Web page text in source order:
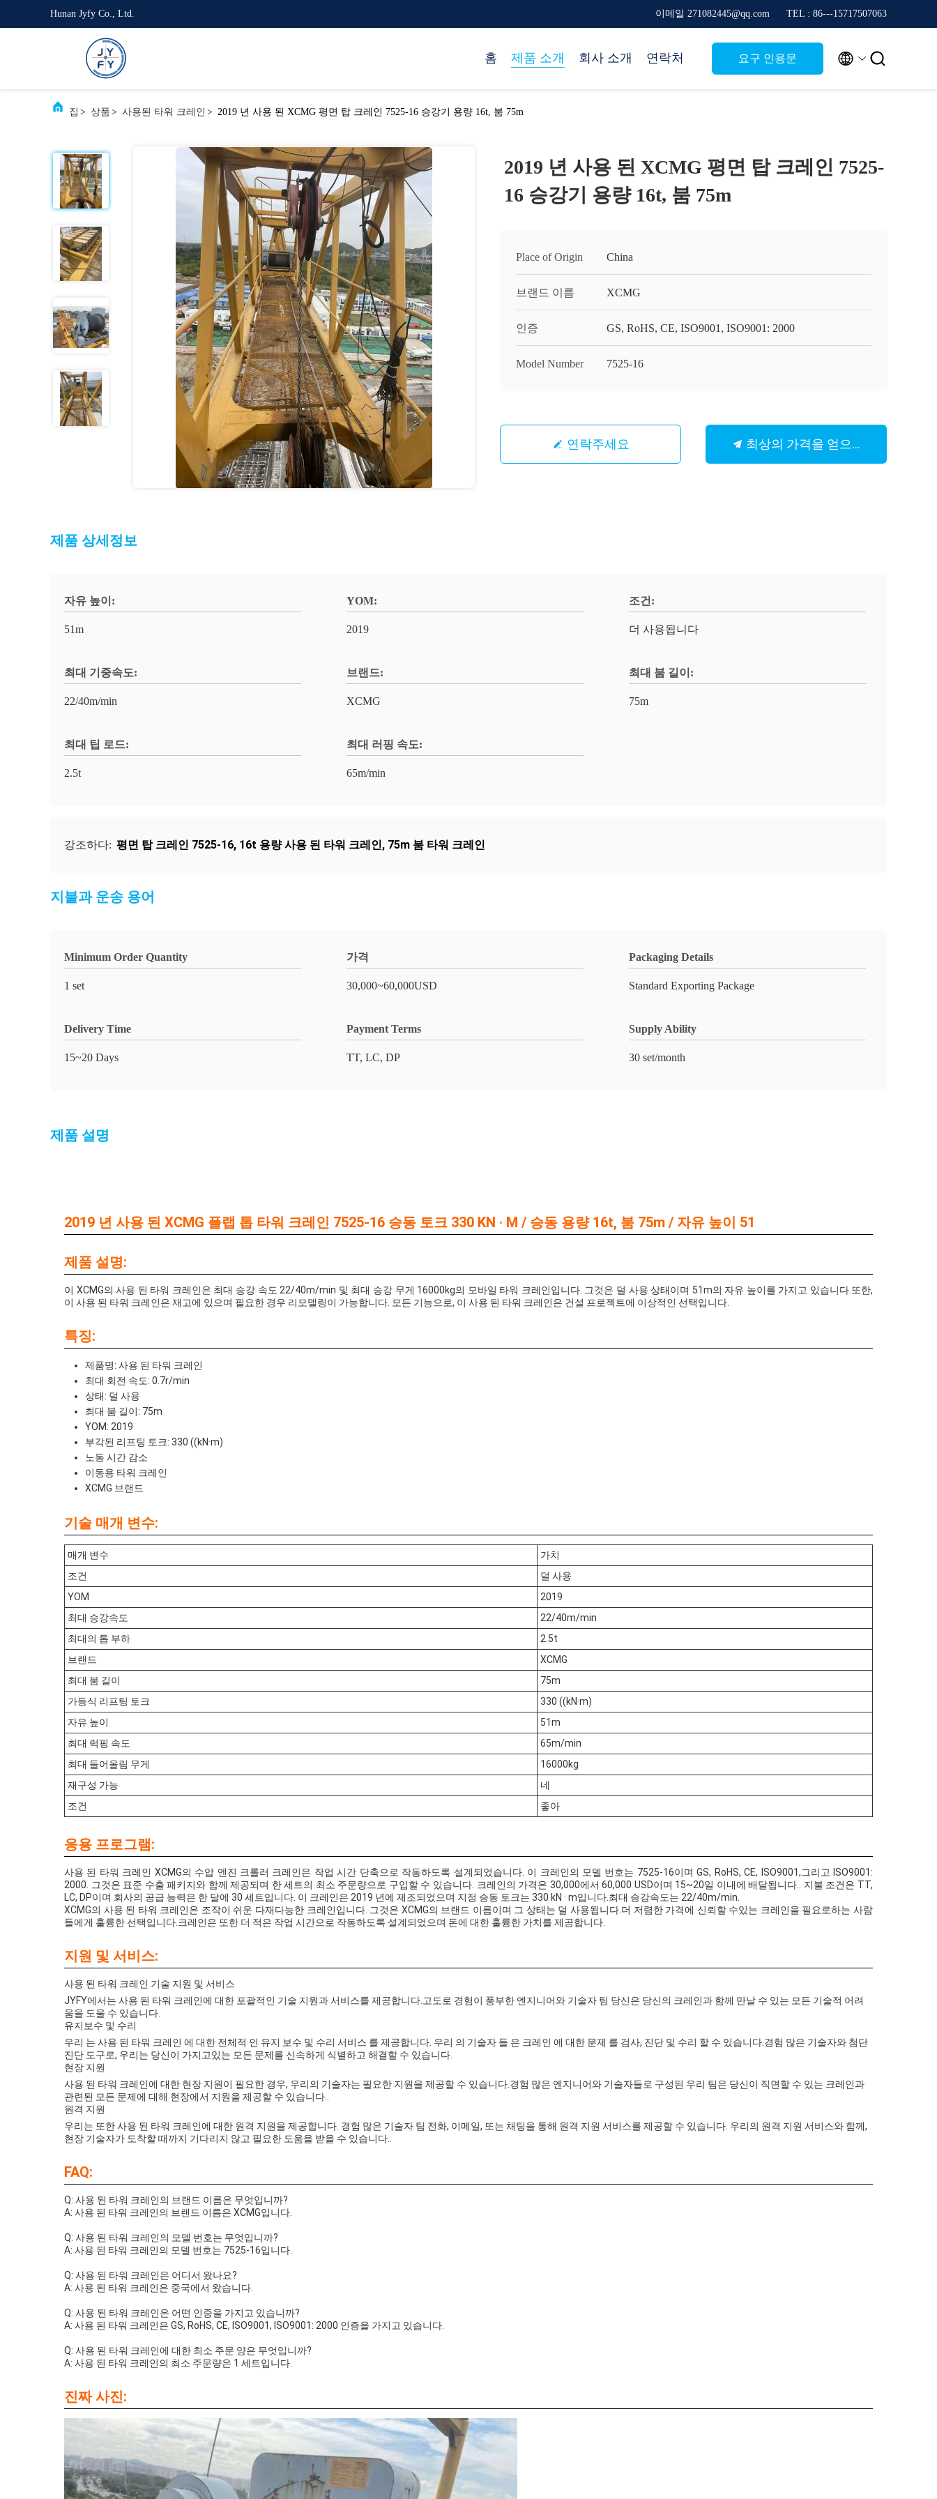
Hunan Jyfy Co., Ltd. 이메일 271082445@qq.com TEL : 86---15717507063
홈 제품 소개 회사 소개 연락처 요구 인용문  
집 > 상품 > 사용된 타워 크레인 > 2019 년 사용 된 XCMG 평면 탑 크레인 7525-16 승강기 용량 16t, 붐 75m
2019 년 사용 된 XCMG 평면 탑 크레인 7525-
16 승강기 용량 16t, 붐 75m
Place of Origin China
브랜드 이름 XCMG
인증 GS, RoHS, CE, ISO9001, ISO9001: 2000
Model Number 7525-16
연락주세요 최상의 가격을 얻으세요
제품 상세정보
자유 높이:
51m
YOM:
2019
조건:
더 사용됩니다
최대 기중속도:
22/40m/min
브랜드:
XCMG
최대 붐 길이:
75m
최대 팁 로드:
2.5t
최대 러핑 속도:
65m/min
강조하다: 평면 탑 크레인 7525-16, 16t 용량 사용 된 타워 크레인, 75m 붐 타워 크레인
지불과 운송 용어
Minimum Order Quantity
1 set
가격
30,000~60,000USD
Packaging Details
Standard Exporting Package
Delivery Time
15~20 Days
Payment Terms
TT, LC, DP
Supply Ability
30 set/month
제품 설명
2019 년 사용 된 XCMG 플랩 톱 타워 크레인 7525-16 승동 토크 330 KN · M / 승동 용량 16t, 붐 75m / 자유 높이 51
제품 설명:
이 XCMG의 사용 된 타워 크레인은 최대 승강 속도 22/40m/min 및 최대 승강 무게 16000kg의 모바일 타워 크레인입니다. 그것은 덜 사용 상태이며 51m의 자유 높이를 가지고 있습니다.또한,
이 사용 된 타워 크레인은 재고에 있으며 필요한 경우 리모델링이 가능합니다. 모든 기능으로, 이 사용 된 타워 크레인은 건설 프로젝트에 이상적인 선택입니다.
특징:
제품명: 사용 된 타워 크레인
최대 회전 속도: 0.7r/min
상태: 덜 사용
최대 붐 길이: 75m
YOM: 2019
부각된 리프팅 토크: 330 ((kN·m)
노동 시간 감소
이동용 타워 크레인
XCMG 브랜드
기술 매개 변수:
매개 변수
가치
조건
덜 사용
YOM
2019
최대 승강속도
22/40m/min
최대의 톱 부하
2.5t
브랜드
XCMG
최대 붐 길이
75m
가등식 리프팅 토크
330 ((kN·m)
자유 높이
51m
최대 럭핑 속도
65m/min
최대 들어올림 무게
16000kg
재구성 가능
네
조건
좋아
응용 프로그램:
사용 된 타워 크레인 XCMG의 수압 엔진 크롤러 크레인은 작업 시간 단축으로 작동하도록 설계되었습니다. 이 크레인의 모델 번호는 7525-16이며 GS, RoHS, CE, ISO9001,그리고 ISO9001:
2000. 그것은 표준 수출 패키지와 함께 제공되며 한 세트의 최소 주문량으로 구입할 수 있습니다. 크레인의 가격은 30,000에서 60,000 USD이며 15~20일 이내에 배달됩니다.. 지불 조건은 TT,
LC, DP이며 회사의 공급 능력은 한 달에 30 세트입니다. 이 크레인은 2019 년에 제조되었으며 지정 승동 토크는 330 kN · m입니다.최대 승강속도는 22/40m/min.
XCMG의 사용 된 타워 크레인은 조작이 쉬운 다재다능한 크레인입니다. 그것은 XCMG의 브랜드 이름이며 그 상태는 덜 사용됩니다.더 저렴한 가격에 신뢰할 수있는 크레인을 필요로하는 사람
들에게 훌륭한 선택입니다.크레인은 또한 더 적은 작업 시간으로 작동하도록 설계되었으며 돈에 대한 훌륭한 가치를 제공합니다.
지원 및 서비스:
사용 된 타워 크레인 기술 지원 및 서비스
JYFY에서는 사용 된 타워 크레인에 대한 포괄적인 기술 지원과 서비스를 제공합니다.고도로 경험이 풍부한 엔지니어와 기술자 팀 당신은 당신의 크레인과 함께 만날 수 있는 모든 기술적 어려
움을 도울 수 있습니다.
유지보수 및 수리
우리 는 사용 된 타워 크레인 에 대한 전체적 인 유지 보수 및 수리 서비스 를 제공합니다. 우리 의 기술자 들 은 크레인 에 대한 문제 를 검사, 진단 및 수리 할 수 있습니다.경험 많은 기술자와 첨단
진단 도구로, 우리는 당신이 가지고있는 모든 문제를 신속하게 식별하고 해결할 수 있습니다.
현장 지원
사용 된 타워 크레인에 대한 현장 지원이 필요한 경우, 우리의 기술자는 필요한 지원을 제공할 수 있습니다.경험 많은 엔지니어와 기술자들로 구성된 우리 팀은 당신이 직면할 수 있는 크레인과
관련된 모든 문제에 대해 현장에서 지원을 제공할 수 있습니다..
원격 지원
우리는 또한 사용 된 타워 크레인에 대한 원격 지원을 제공합니다. 경험 많은 기술자 팀 전화, 이메일, 또는 채팅을 통해 원격 지원 서비스를 제공할 수 있습니다. 우리의 원격 지원 서비스와 함께,
현장 기술자가 도착할 때까지 기다리지 않고 필요한 도움을 받을 수 있습니다..
FAQ:
Q: 사용 된 타워 크레인의 브랜드 이름은 무엇입니까?
A: 사용 된 타워 크레인의 브랜드 이름은 XCMG입니다.
Q: 사용 된 타워 크레인의 모델 번호는 무엇입니까?
A: 사용 된 타워 크레인의 모델 번호는 7525-16입니다.
Q: 사용 된 타워 크레인은 어디서 왔나요?
A: 사용 된 타워 크레인은 중국에서 왔습니다.
Q: 사용 된 타워 크레인은 어떤 인증을 가지고 있습니까?
A: 사용 된 타워 크레인은 GS, RoHS, CE, ISO9001, ISO9001: 2000 인증을 가지고 있습니다.
Q: 사용 된 타워 크레인에 대한 최소 주문 양은 무엇입니까?
A: 사용 된 타워 크레인의 최소 주문량은 1 세트입니다.
진짜 사진: